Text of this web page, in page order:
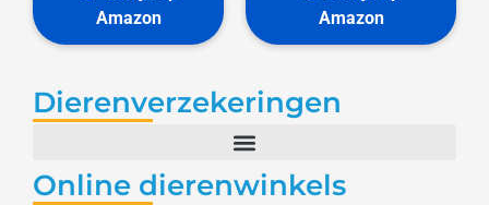
Dierenverzekeringen
Online dierenwinkels